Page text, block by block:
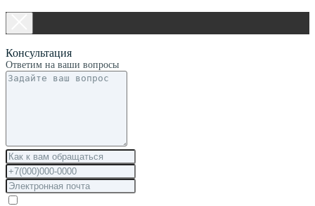
Консультация
Ответим на ваши вопросы